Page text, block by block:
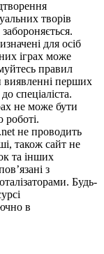
творів
для осіб
іграх може
правил
виявленні перших
спеціаліста.
не може бути
роботі.
не проводить
також сайт не
та інших
з
Будь-
в